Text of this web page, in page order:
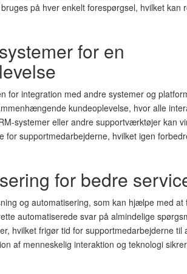
på hver enkelt forespørgsel, hvilket kan
for en
for integration med andre systemer og
kundeoplevelse, hvor alle
systemer eller andre supportværktøjer kan
supportmedarbejderne, hvilket igen
for bedre
og automatisering, som kan hjælpe med at
automatiserede svar på almindelige
hvilket frigør tid for supportmedarbejderne til
af menneskelig interaktion og teknologi